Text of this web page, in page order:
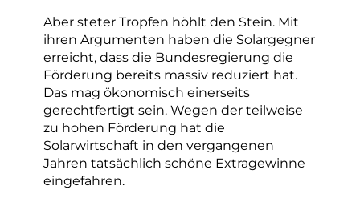
Aber steter Tropfen höhlt den Stein. Mit
ihren Argumenten haben die Solargegner
erreicht, dass die Bundesregierung die
Förderung bereits massiv reduziert hat.
Das mag ökonomisch einerseits
gerechtfertigt sein. Wegen der teilweise
zu hohen Förderung hat die
Solarwirtschaft in den vergangenen
Jahren tatsächlich schöne Extragewinne
eingefahren.